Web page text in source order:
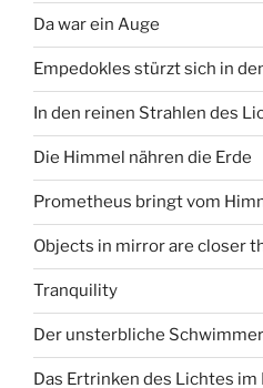
Da war ein Auge
Empedokles stürzt sich in
In den reinen Strahlen des
Die Himmel nähren die Erde
Prometheus bringt vom
Objects in mirror are closer
Tranquility
Der unsterbliche Schwimmer
Das Ertrinken des Lichtes im